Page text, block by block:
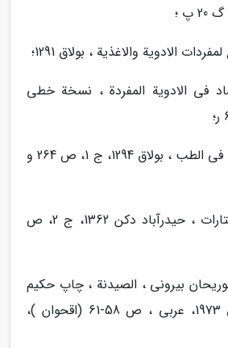
فی الادویة المفردة ، نسخة خطی
(4) ابن سینا، القانون فی الطب ، بولاق 1294، ج 1، ص 264 و
(5) ابن هُبَل ، المختارات ، حیدرآباد دکن 1362، ج 2، ص
بیرونی ، الصیدنة ، چاپ حکیم
محمد سعید، کراچی 1973، عربی ، ص 58-61 (اقحوان )،